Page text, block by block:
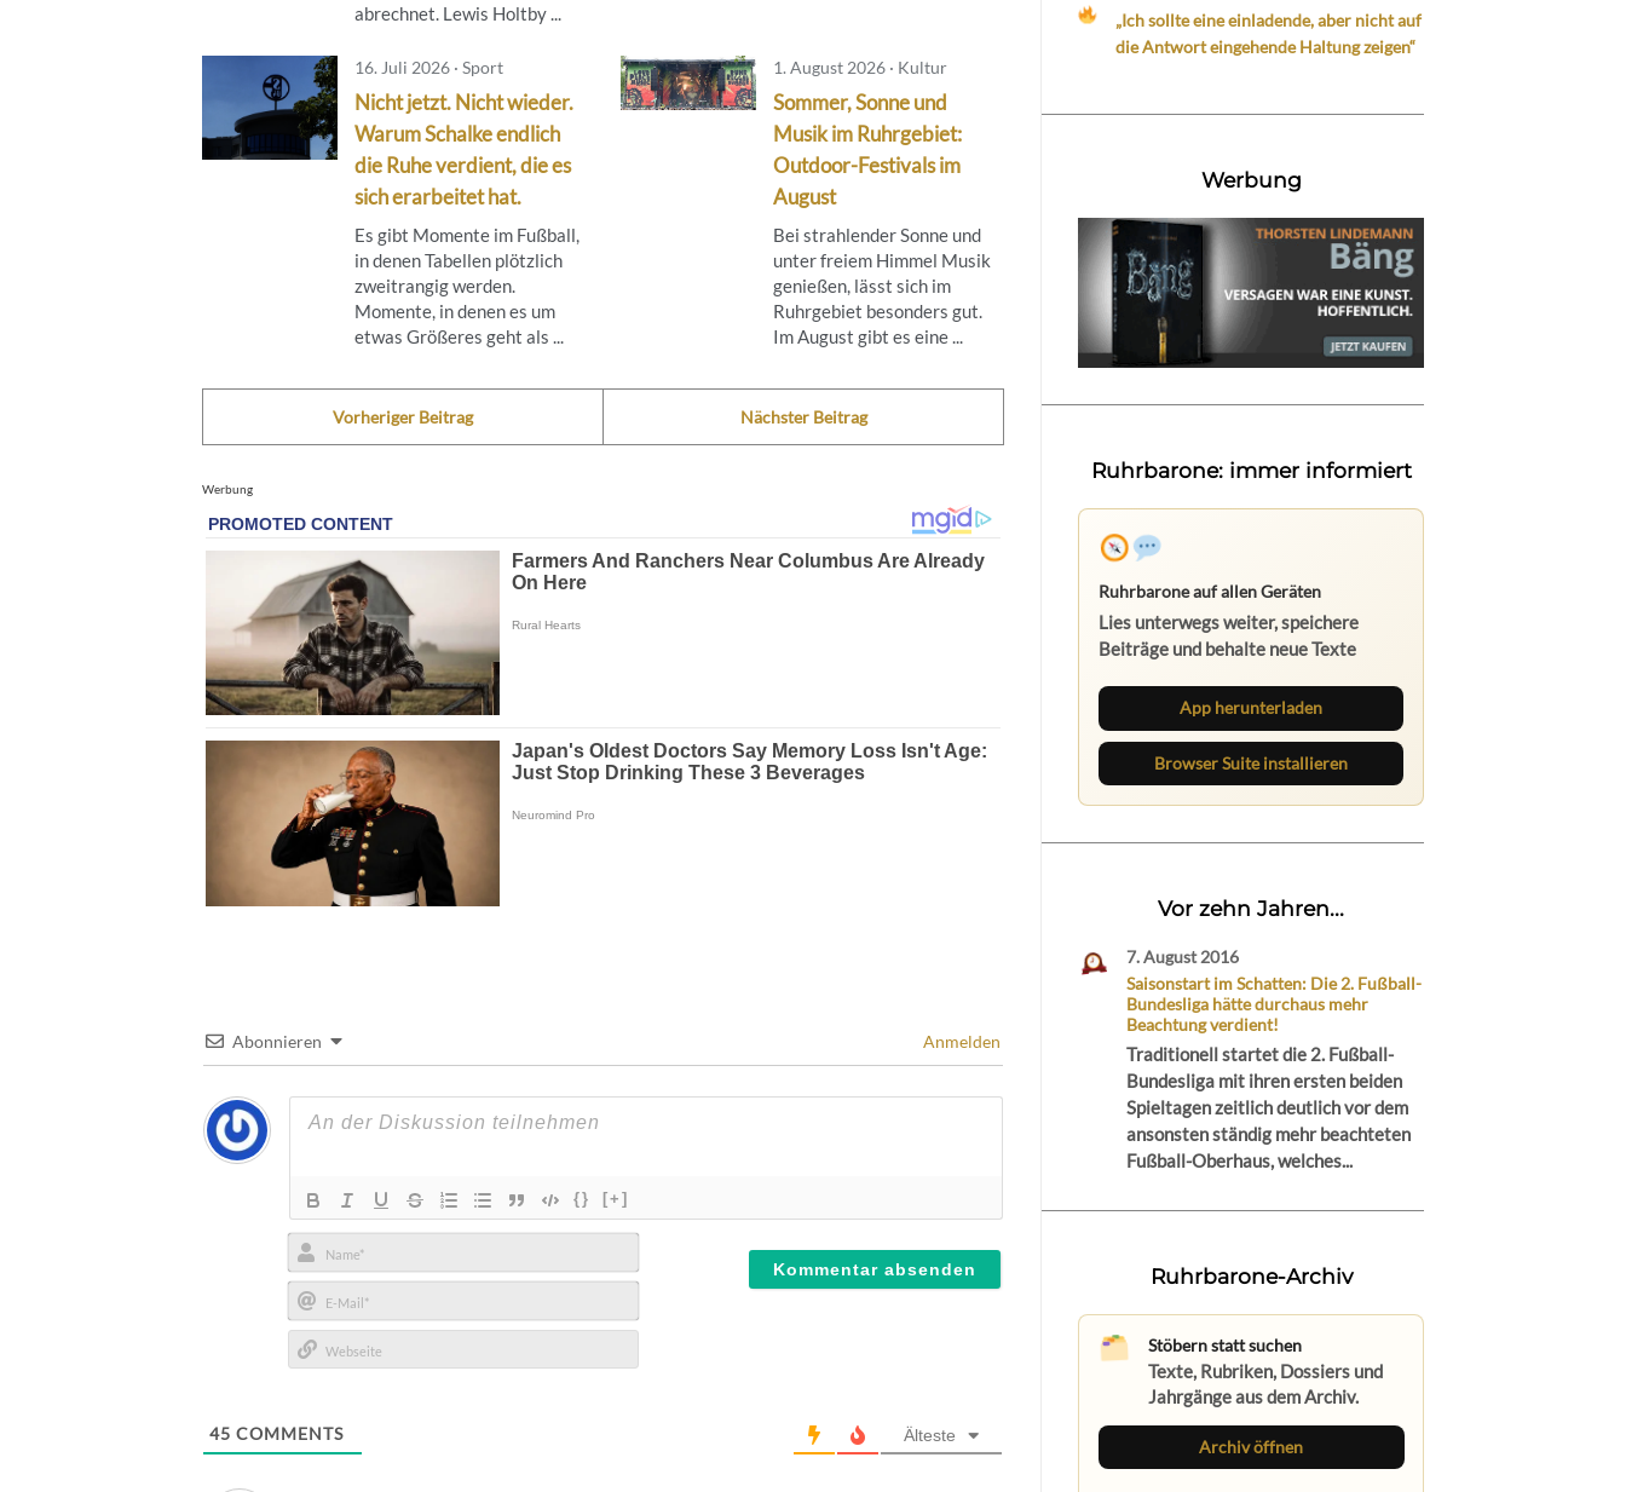
abrechnet. Lewis Holtby ...
16. Juli 2026 · Sport
Nicht jetzt. Nicht wieder.
Warum Schalke endlich
die Ruhe verdient, die es
sich erarbeitet hat.
Es gibt Momente im Fußball,
in denen Tabellen plötzlich
zweitrangig werden.
Momente, in denen es um
etwas Größeres geht als ...
1. August 2026 · Kultur
Sommer, Sonne und
Musik im Ruhrgebiet:
Outdoor-Festivals im
August
Bei strahlender Sonne und
unter freiem Himmel Musik
genießen, lässt sich im
Ruhrgebiet besonders gut.
Im August gibt es eine ...
Vorheriger Beitrag Nächster Beitrag
Werbung
Abonnieren Anmelden
{} [+]
Name*
E-
Mail*
45 COMMENTS Älteste
„Ich sollte eine einladende, aber nicht auf
die Antwort eingehende Haltung zeigen“
Werbung
Ruhrbarone: immer informiert
Ruhrbarone auf allen Geräten
Lies unterwegs weiter, speichere
Beiträge und behalte neue Texte
App herunterladen
Browser Suite installieren
Vor zehn Jahren...
7. August 2016
Saisonstart im Schatten: Die 2. Fußball-
Bundesliga hätte durchaus mehr
Beachtung verdient!
Traditionell startet die 2. Fußball-
Bundesliga mit ihren ersten beiden
Spieltagen zeitlich deutlich vor dem
ansonsten ständig mehr beachteten
Fußball-Oberhaus, welches...
Ruhrbarone-Archiv
Stöbern statt suchen
Texte, Rubriken, Dossiers und
Jahrgänge aus dem Archiv.
Archiv öffnen